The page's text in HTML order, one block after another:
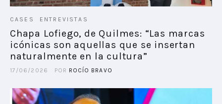
CASES ENTREVISTAS
Chapa Lofiego, de Quilmes: “Las marcas
icónicas son aquellas que se insertan
naturalmente en la cultura”
17/06/2026 POR ROCÍO BRAVO